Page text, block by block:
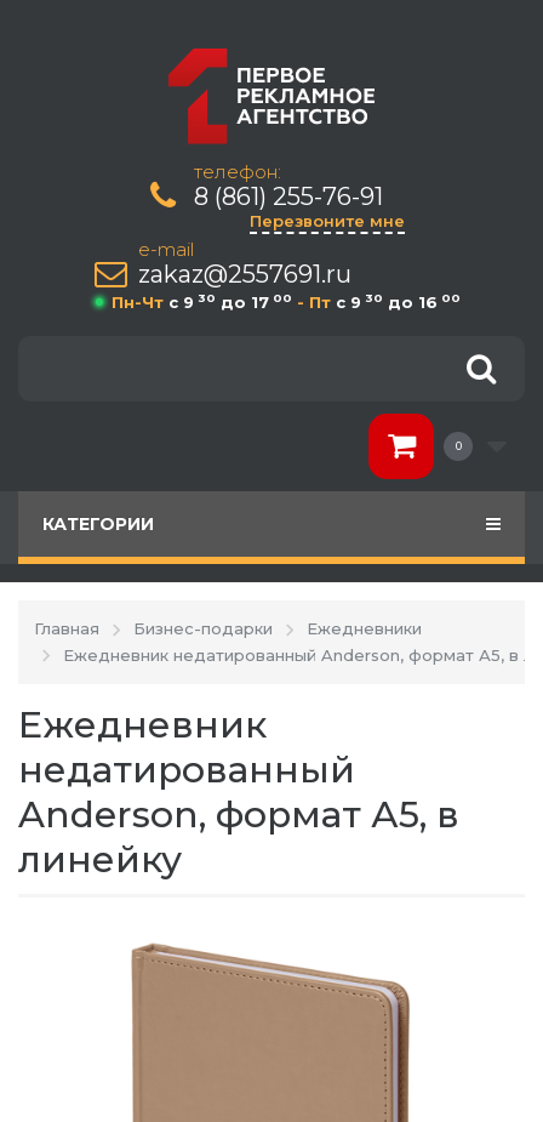
телефон:
8 (861) 255-76-91
Перезвоните мне
e-mail
zakaz@2557691.ru
Пн-Чт c 9 30 до 17 00 - Пт c 9 30 до 16 00
0
КАТЕГОРИИ
Главная Бизнес-подарки
Ежедневники
Ежедневник недатированный Anderson, формат А5, в
Ежедневник
недатированный
Anderson, формат А5, в
линейку